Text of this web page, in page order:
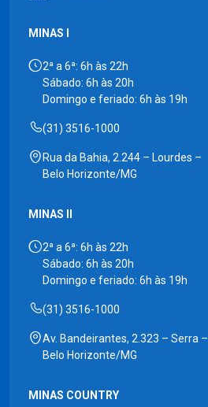
MINAS I
2ª a 6ª: 6h às 22h
Sábado: 6h às 20h
Domingo e feriado: 6h às 19h
(31) 3516-1000
Rua da Bahia, 2.244 – Lourdes –
Belo Horizonte/MG
MINAS II
2ª a 6ª: 6h às 22h
Sábado: 6h às 20h
Domingo e feriado: 6h às 19h
(31) 3516-1000
Av. Bandeirantes, 2.323 – Serra –
Belo Horizonte/MG
MINAS COUNTRY